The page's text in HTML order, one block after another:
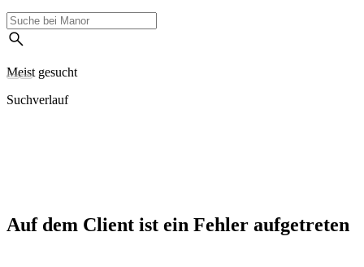
Meist gesucht
Suchverlauf
Auf dem Client ist ein Fehler aufgetreten